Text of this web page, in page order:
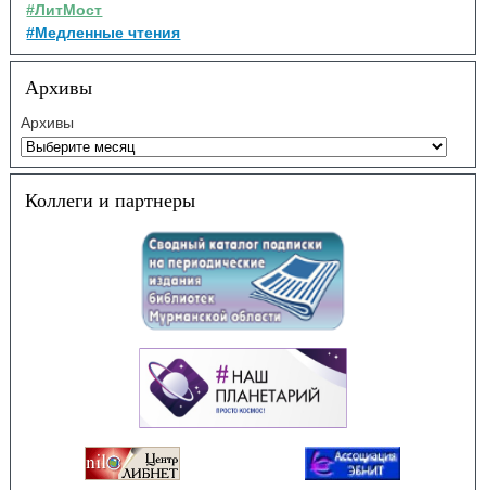
#ЛитМост
#Медленные чтения
Архивы
Архивы
Коллеги и партнеры